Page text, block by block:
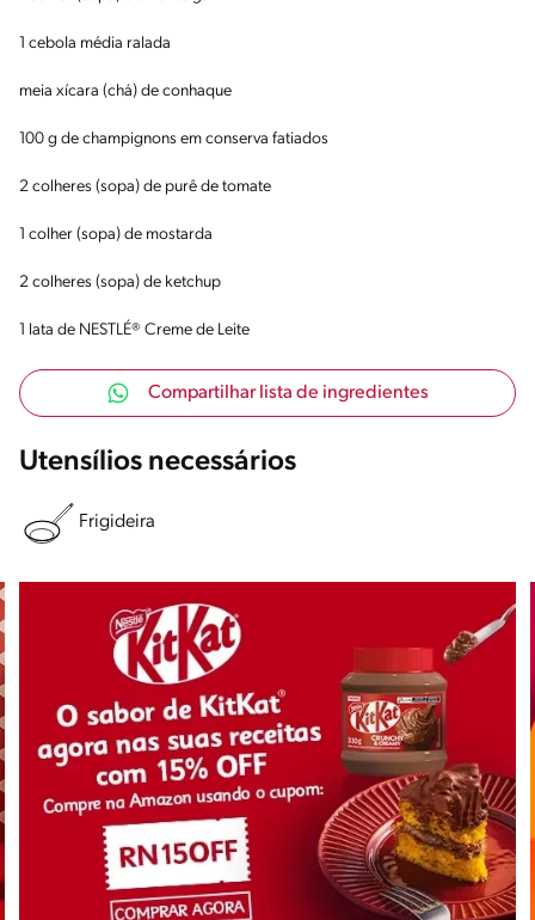
1 cebola média ralada
meia xícara (chá) de conhaque
100 g de champignons em conserva fatiados
2 colheres (sopa) de purê de tomate
1 colher (sopa) de mostarda
2 colheres (sopa) de ketchup
1 lata de NESTLÉ® Creme de Leite
Compartilhar lista de ingredientes
Utensílios necessários
Frigideira